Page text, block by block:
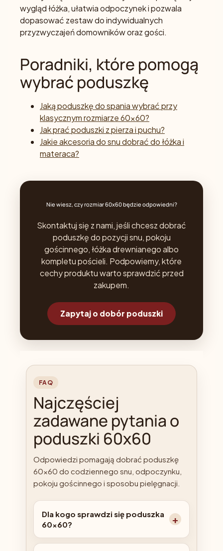
wygląd łóżka, ułatwia odpoczynek i pozwala
dopasować zestaw do indywidualnych
przyzwyczajeń domowników oraz gości.
Poradniki, które pomogą
wybrać poduszkę
Jaką poduszkę do spania wybrać przy
klasycznym rozmiarze 60x60?
Jak prać poduszki z pierza i puchu?
Jakie akcesoria do snu dobrać do łóżka i
materaca?
Nie wiesz, czy rozmiar 60x60 będzie odpowiedni?
Skontaktuj się z nami, jeśli chcesz dobrać
poduszkę do pozycji snu, pokoju
gościnnego, łóżka drewnianego albo
kompletu pościeli. Podpowiemy, które
cechy produktu warto sprawdzić przed
zakupem.
Zapytaj o dobór poduszki
FAQ
Najczęściej
zadawane pytania o
poduszki 60x60
Odpowiedzi pomagają dobrać poduszkę
60x60 do codziennego snu, odpoczynku,
pokoju gościnnego i sposobu pielęgnacji.
Dla kogo sprawdzi się poduszka
60x60?